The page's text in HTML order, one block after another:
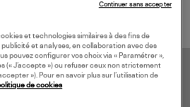
et technologies similaires à des fins de
et analyses, en collaboration avec des
pouvez configurer vos choix via « Paramétrer »,
(« J’accepte ») ou refuser ceux non strictement
»). Pour en savoir plus sur l’utilisation de
de cookies
Continuer sans accepter